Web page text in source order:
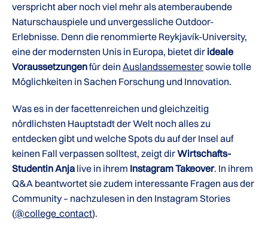
verspricht aber noch viel mehr als atemberaubende
Naturschauspiele und unvergessliche Outdoor-
Erlebnisse. Denn die renommierte Reykjavík-University,
eine der modernsten Unis in Europa, bietet dir ideale
Voraussetzungenfür dein Auslandssemestersowie tolle
Möglichkeiten in Sachen Forschung und Innovation.
Was es in der facettenreichen und gleichzeitig
nördlichsten Hauptstadt der Welt noch alles zu
entdecken gibt und welche Spots du auf der Insel auf
keinen Fall verpassen solltest, zeigt dirWirtschafts-
Studentin Anja live in ihrem Instagram Takeover. In ihrem
Q&A beantwortet sie zudem interessante Fragen aus der
Community – nachzulesen in den Instagram Stories
(@college_contact).